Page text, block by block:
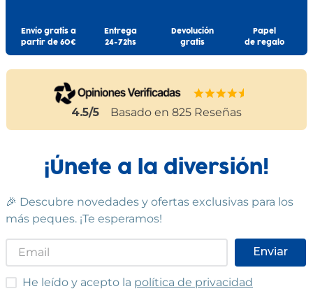
Envío gratis a
partir de 60€
Entrega
24-72hs
Devolución
gratis
Papel
de regalo
4.5/5 Basado en 825 Reseñas
¡Únete a la diversión!
🎉 Descubre novedades y ofertas exclusivas para los
más peques. ¡Te esperamos!
Enviar
He leído y acepto las condiciones
He leído y acepto la política de privacidad